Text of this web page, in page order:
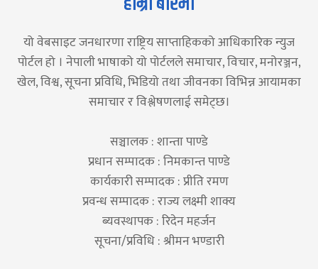
यो वेबसाइट जनधारणा राष्ट्रिय साप्ताहिकको आधिकारिक न्युज
पोर्टल हो । नेपाली भाषाको यो पोर्टलले समाचार, विचार, मनोरञ्जन,
खेल, विश्व, सूचना प्रविधि, भिडियो तथा जीवनका विभिन्न आयामका
समाचार र विश्लेषणलाई समेट्छ।
सञ्चालक : शान्ता पाण्डे
प्रधान सम्पादक : निमकान्त पाण्डे
कार्यकारी सम्पादक : प्रीति रमण
प्रवन्ध सम्पादक : राज्य लक्ष्मी शाक्य
ब्यवस्थापक : रिदेन महर्जन
सूचना/प्रविधि : श्रीमन भण्डारी